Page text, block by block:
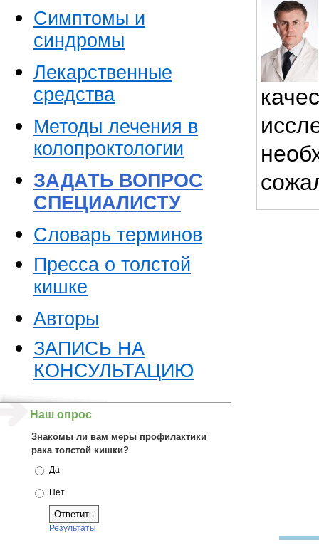
Симптомы и
синдромы
Лекарственные
средства
Методы лечения в
колопроктологии
ЗАДАТЬ ВОПРОС
СПЕЦИАЛИСТУ
Словарь терминов
Пресса о толстой
кишке
Авторы
ЗАПИСЬ НА
КОНСУЛЬТАЦИЮ
Наш опрос
Знакомы ли вам меры профилактики
рака толстой кишки?
Да
Нет
Результаты